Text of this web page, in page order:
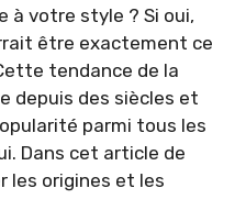
à votre style ? Si oui,
être exactement ce
tendance de la
depuis des siècles et
parmi tous les
Dans cet article de
les origines et les